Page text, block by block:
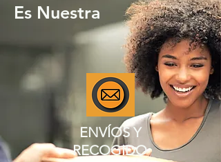
Es Nuestra
ENVÍOS Y
RECOGIDO